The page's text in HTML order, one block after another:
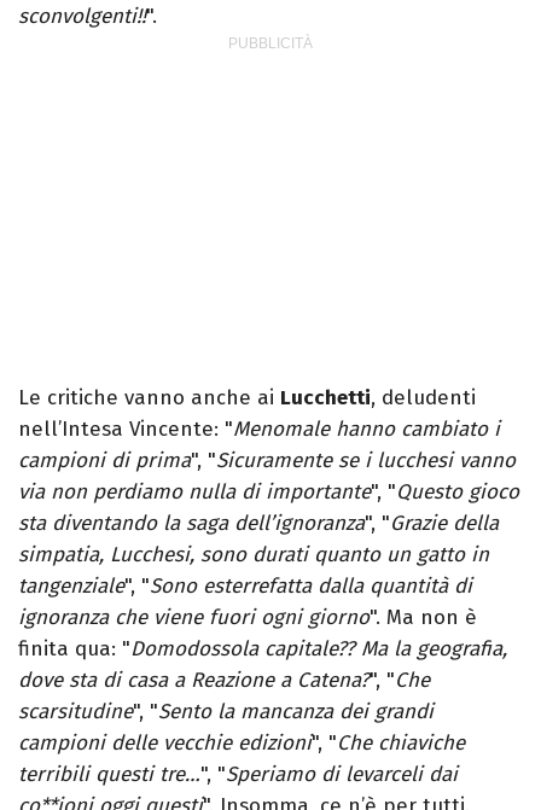
sconvolgenti!!".
Le critiche vanno anche ai Lucchetti, deludenti
nell’Intesa Vincente: "Menomale hanno cambiato i
campioni di prima", "Sicuramente se i lucchesi vanno
via non perdiamo nulla di importante", "Questo gioco
sta diventando la saga dell’ignoranza", "Grazie della
simpatia, Lucchesi, sono durati quanto un gatto in
tangenziale", "Sono esterrefatta dalla quantità di
ignoranza che viene fuori ogni giorno". Ma non è
finita qua: "Domodossola capitale?? Ma la geografia,
dove sta di casa a Reazione a Catena?", "Che
scarsitudine", "Sento la mancanza dei grandi
campioni delle vecchie edizioni", "Che chiaviche
terribili questi tre…", "Speriamo di levarceli dai